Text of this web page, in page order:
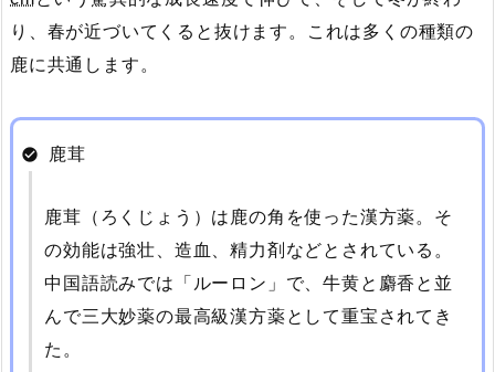
り、春が近づいてくると抜けます。これは多くの種類の
鹿に共通します。
鹿茸
鹿茸（ろくじょう）は鹿の角を使った漢方薬。そ
の効能は強壮、造血、精力剤などとされている。
中国語読みでは「ルーロン」で、牛黄と麝香と並
んで三大妙薬の最高級漢方薬として重宝されてき
た。